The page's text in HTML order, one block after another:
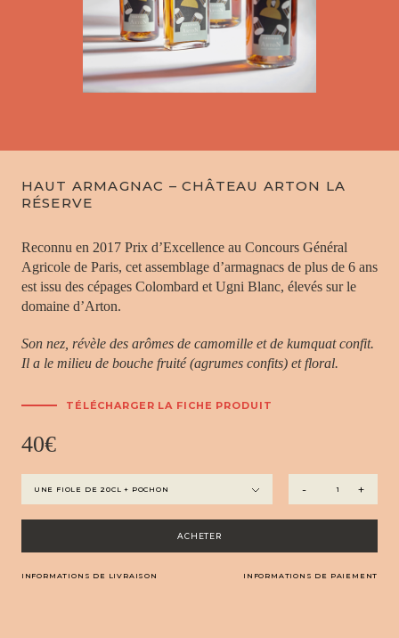
HAUT ARMAGNAC – CHÂTEAU ARTON LA
RÉSERVE
Reconnu en 2017 Prix d’Excellence au Concours Général
Agricole de Paris, cet assemblage d’armagnacs de plus de 6 ans
est issu des cépages Colombard et Ugni Blanc, élevés sur le
domaine d’Arton.
Son nez, révèle des arômes de camomille et de kumquat confit.
Il a le milieu de bouche fruité (agrumes confits) et floral.
TÉLÉCHARGER LA FICHE PRODUIT
40€
+
Haut
-
Château
-
ACHETER
INFORMATIONS DE LIVRAISON INFORMATIONS DE PAIEMENT